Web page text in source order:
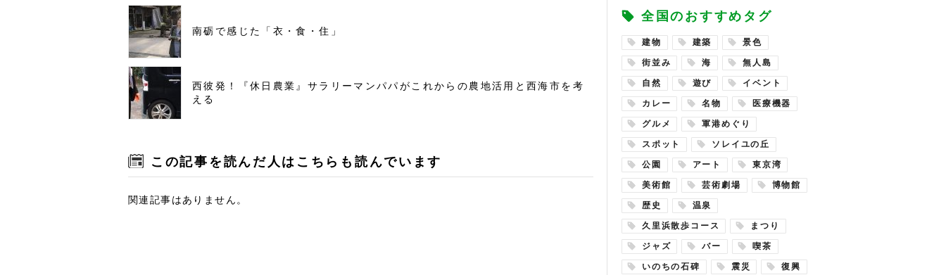
南砺で感じた「衣・食・住」
西彼発！『休日農業』サラリーマンパパがこれからの農地活用と西海市を考
える
この記事を読んだ人はこちらも読んでいます
関連記事はありません。
全国のおすすめタグ
建物 建築 景色
街並み 海 無人島
自然 遊び イベント
カレー 名物 医療機器
グルメ 軍港めぐり
スポット ソレイユの丘
公園 アート 東京湾
美術館 芸術劇場 博物館
歴史 温泉
久里浜散歩コース まつり
ジャズ バー 喫茶
いのちの石碑 震災 復興